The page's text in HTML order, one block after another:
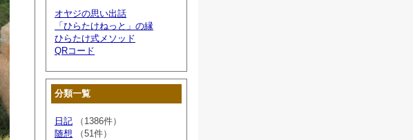
オヤジの思い出話
「ひらたけねっと」の縁
ひらたけ式メソッド
QRコード
分類一覧
日記 （1386件）
随想 （51件）